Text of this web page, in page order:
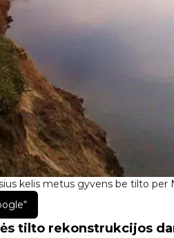
kelis metus gyvens be tilto
tilto rekonstrukcijos